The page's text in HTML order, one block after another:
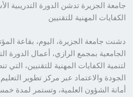
الجزيرة تدشن الدورة التدريبية الأساسية
المهنية للتقنيين
جامعة الجزيرة، اليوم، بقاعة المؤتمرات
بمجمع الرازي، أعمال الدورة التدريبية
الكفايات المهنية للتقنيين، التي
والاعتماد عبر مركز تطوير التعليم
الشؤون العلمية، وتستمر لمدة خمسة